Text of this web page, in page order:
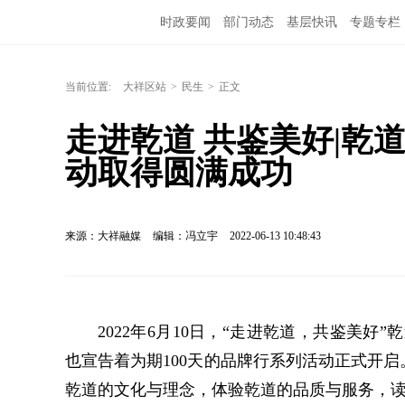
时政要闻 部门动态 基层快讯 专题专栏
当前位置: 大祥区站 > 民生 > 正文
走进乾道 共鉴美好|乾
动取得圆满成功
来源：大祥融媒 编辑：冯立宇 2022-06-13 10:48:43
2022年6月10日，“走进乾道，共鉴美好”
也宣告着为期100天的品牌行系列活动正式开
乾道的文化与理念，体验乾道的品质与服务，